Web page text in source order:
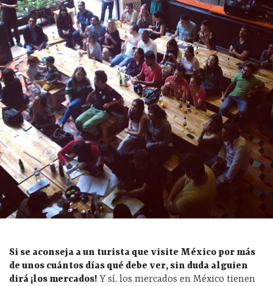
Si se aconseja a un turista que visite México por más
de unos cuántos días qué debe ver, sin duda alguien
dirá ¡los mercados! Y sí, los mercados en México tienen